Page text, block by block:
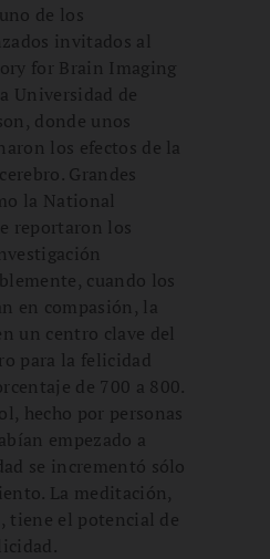
de los
invitados al
for Brain Imaging
Universidad de
donde unos
los efectos de la
Grandes
la National
reportaron los
cuando los
en compasión, la
un centro clave del
para la felicidad
de 700 a 800.
hecho por personas
empezado a
se incrementó sólo
La meditación,
tiene el potencial de